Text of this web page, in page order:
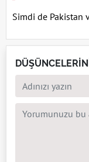
Simdi de Pakistan